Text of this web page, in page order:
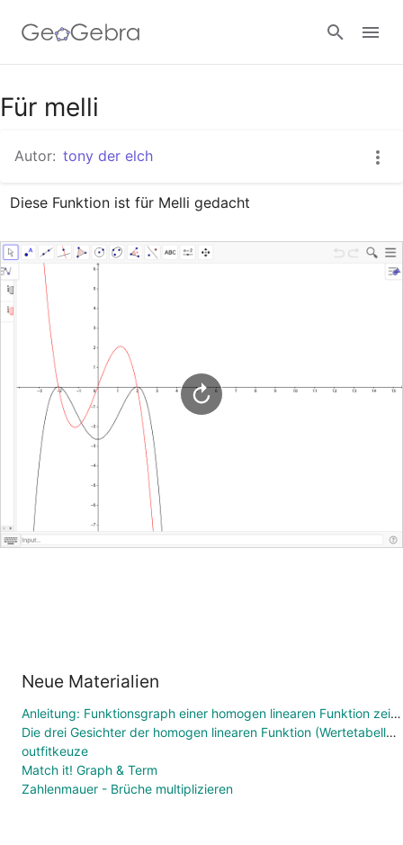
Google Classroom
GeoGebra Classroom
Für melli
Autor: tony der elch
Diese Funktion ist für Melli gedacht
Neue Materialien
Anleitung: Funktionsgraph einer homogen linearen Funktion zeichnen
Die drei Gesichter der homogen linearen Funktion (Wertetabelle, Funktionsgleichung, Graph)
outfitkeuze
Match it! Graph & Term
Zahlenmauer - Brüche multiplizieren